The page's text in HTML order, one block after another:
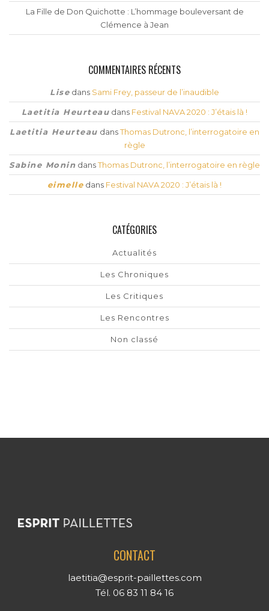
La Fille de Don Quichotte : L’hommage bouleversant de
Clémence à Jean
COMMENTAIRES RÉCENTS
Lise dans Sami Frey, passeur de l’inaudible
Laetitia Heurteau dans Festival NAVA 2020 : J’étais là !
Laetitia Heurteau dansThomas Dutronc, l’interrogatoire en
règle
Sabine Monin dansThomas Dutronc, l’interrogatoire en règle
eimelle dans Festival NAVA 2020 : J’étais là !
CATÉGORIES
Actualités
Les Chroniques
Les Critiques
Les Rencontres
Non classé
CONTACT
laetitia@esprit-paillettes.com
Tél. 06 83 11 84 16